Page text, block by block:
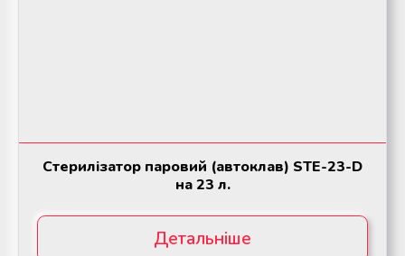
Стерилізатор паровий (автоклав) STE-23-D
на 23 л.
Детальніше